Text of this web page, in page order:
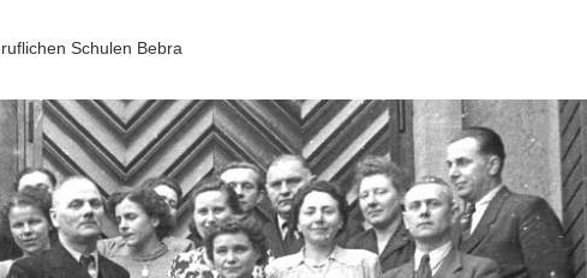
Schulen Bebra